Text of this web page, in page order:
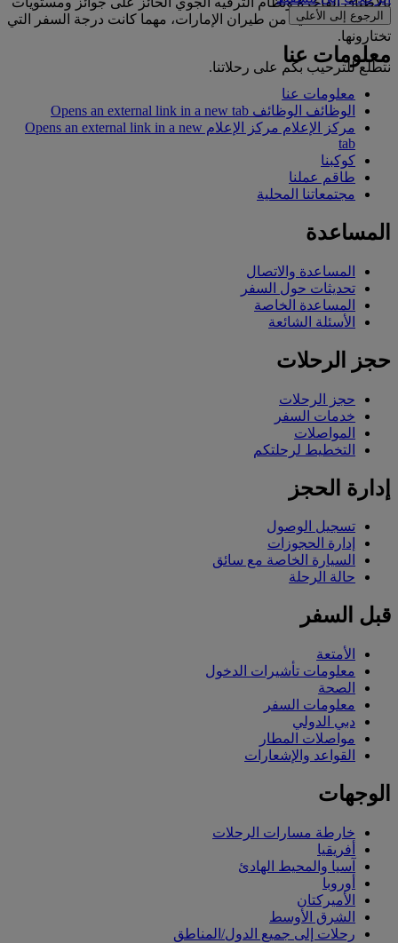
الخدمة الاستثنائية من طيران الإمارات، مهما كانت درجة السفر التي
تختارونها.
نتطلع للترحيب بكم على رحلاتنا.
الرجوع إلى الأعلى
معلومات عنا
معلومات عنا
الوظائف الوظائف Opens an external link in a new tab
مركز الإعلام
مركز الإعلام Opens an external link in a new
tab
كوكبنا
طاقم عملنا
مجتمعاتنا المحلية
المساعدة
المساعدة والاتصال
تحديثات حول السفر
المساعدة الخاصة
الأسئلة الشائعة
حجز الرحلات
حجز الرحلات
خدمات السفر
المواصلات
التخطيط لرحلتكم
إدارة الحجز
تسجيل الوصول
إدارة الحجوزات
السيارة الخاصة مع سائق
حالة الرحلة
قبل السفر
الأمتعة
معلومات تأشيرات الدخول
الصحة
معلومات السفر
دبي الدولي
مواصلات المطار
القواعد والإشعارات
الوجهات
خارطة مسارات الرحلات
أفريقيا
آسيا والمحيط الهادئ
أوروبا
الأميركتان
الشرق الأوسط
رحلات إلى جميع الدول/المناطق